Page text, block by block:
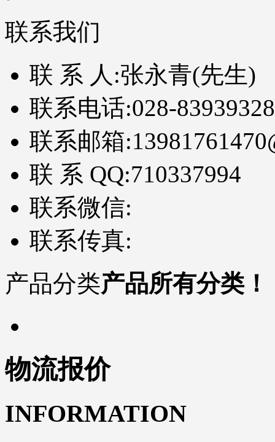
联系我们
联 系 人:张永青(先生)
联系电话:028-
联系邮箱:
联 系 QQ:710337994
联系微信:
联系传真:
产品分类产品所有分类！
物流报价
INFORMATION